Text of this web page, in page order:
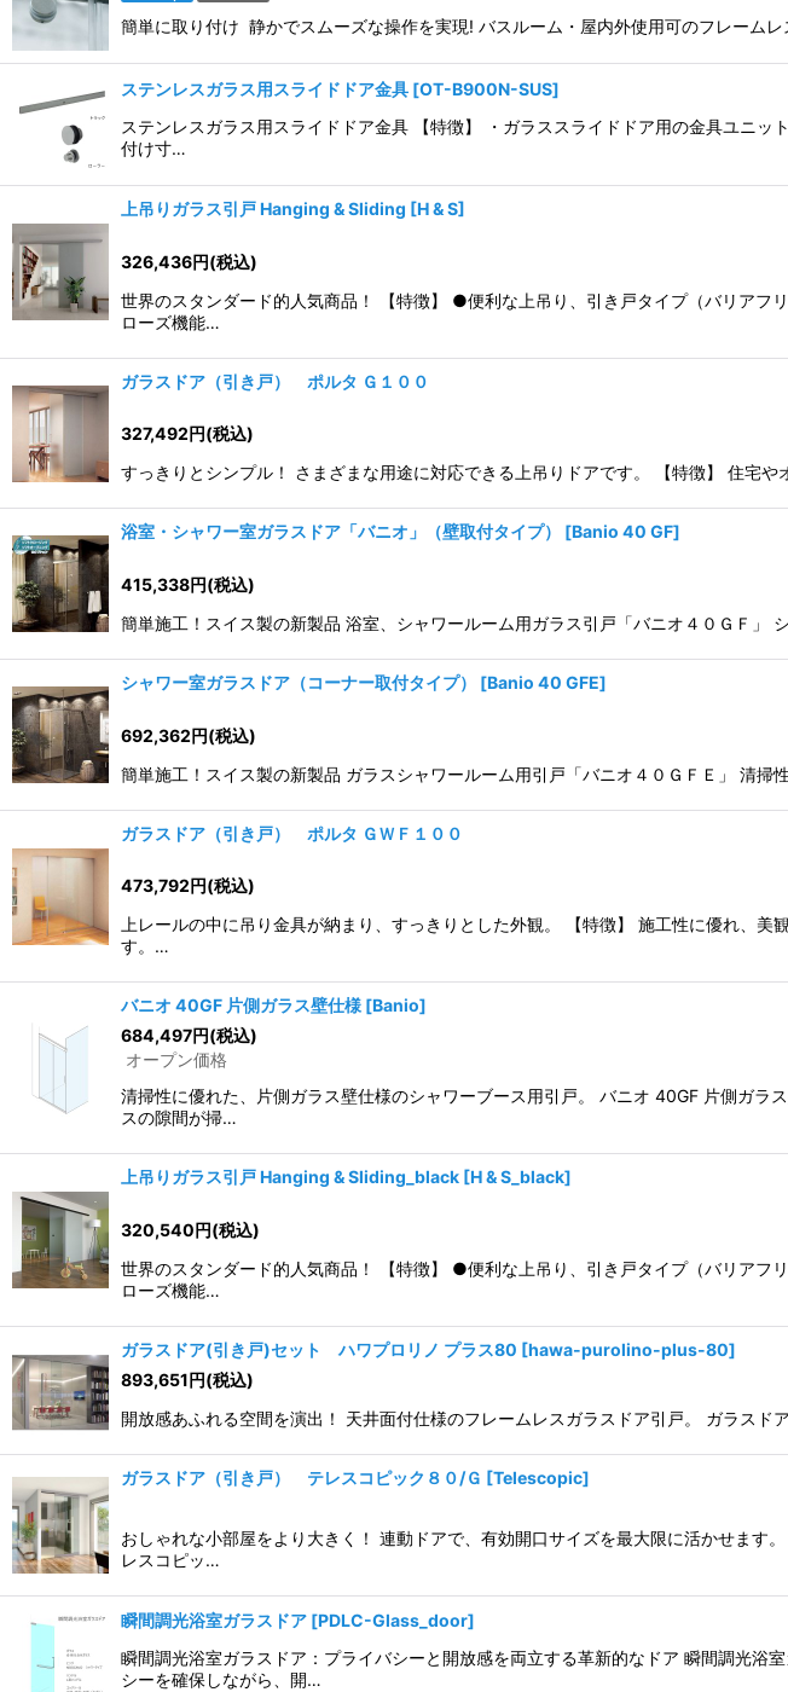
簡単に取り付け 静かでスムーズな操作を実現! バスルーム・屋内外使用可のフレーム
ステンレスガラス用スライドドア金具 [OT-B900N-SUS]
ステンレスガラス用スライドドア金具 【特徴】 ・ガラススライドドア用の金具ユニ
付け寸…
上吊りガラス引戸 Hanging & Sliding [H & S]
326,436円(税込)
世界のスタンダード的人気商品！ 【特徴】 ●便利な上吊り、引き戸タイプ（バリア
ローズ機能…
ガラスドア（引き戸） ポルタ Ｇ１００
327,492円(税込)
すっきりとシンプル！ さまざまな用途に対応できる上吊りドアです。 【特徴】 住宅
浴室・シャワー室ガラスドア「バニオ」（壁取付タイプ） [Banio 40 GF]
415,338円(税込)
簡単施工！スイス製の新製品 浴室、シャワールーム用ガラス引戸「バニオ４０ＧＦ
シャワー室ガラスドア（コーナー取付タイプ） [Banio 40 GFE]
692,362円(税込)
簡単施工！スイス製の新製品 ガラスシャワールーム用引戸「バニオ４０ＧＦＥ」 清掃
ガラスドア（引き戸） ポルタ ＧＷＦ１００
473,792円(税込)
上レールの中に吊り金具が納まり、すっきりとした外観。 【特徴】 施工性に優れ、
す。…
バニオ 40GF 片側ガラス壁仕様 [Banio]
684,497円(税込)
オープン価格
清掃性に優れた、片側ガラス壁仕様のシャワーブース用引戸。 バニオ 40GF 片側ガ
スの隙間が掃…
上吊りガラス引戸 Hanging & Sliding_black [H & S_black]
320,540円(税込)
世界のスタンダード的人気商品！ 【特徴】 ●便利な上吊り、引き戸タイプ（バリア
ローズ機能…
ガラスドア(引き戸)セット ハワプロリノ プラス80 [hawa-purolino-plus-80]
893,651円(税込)
開放感あふれる空間を演出！ 天井面付仕様のフレームレスガラスドア引戸。 ガラ
ガラスドア（引き戸） テレスコピック８０/Ｇ [Telescopic]
おしゃれな小部屋をより大きく！ 連動ドアで、有効開口サイズを最大限に活かせま
レスコピッ…
瞬間調光浴室ガラスドア [PDLC-Glass_door]
瞬間調光浴室ガラスドア：プライバシーと開放感を両立する革新的なドア 瞬間調光浴
シーを確保しながら、開…